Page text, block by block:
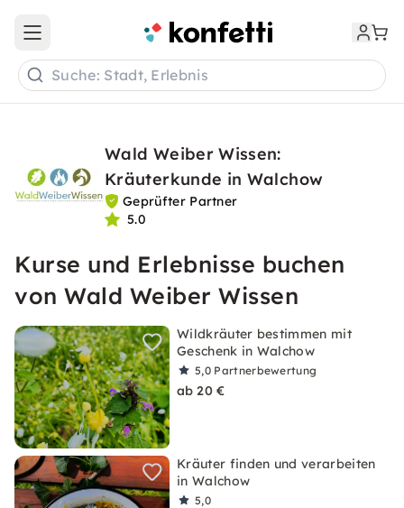
Open main menu
Suche: Stadt, Erlebnis
Wald Weiber Wissen:
Kräuterkunde in Walchow
Geprüfter Partner
5.0
Kurse und Erlebnisse buchen
von Wald Weiber Wissen
Wildkräuter bestimmen mit
Geschenk in Walchow
5,0 Partnerbewertung
ab 20 €
Kräuter finden und verarbeiten
in Walchow
5,0